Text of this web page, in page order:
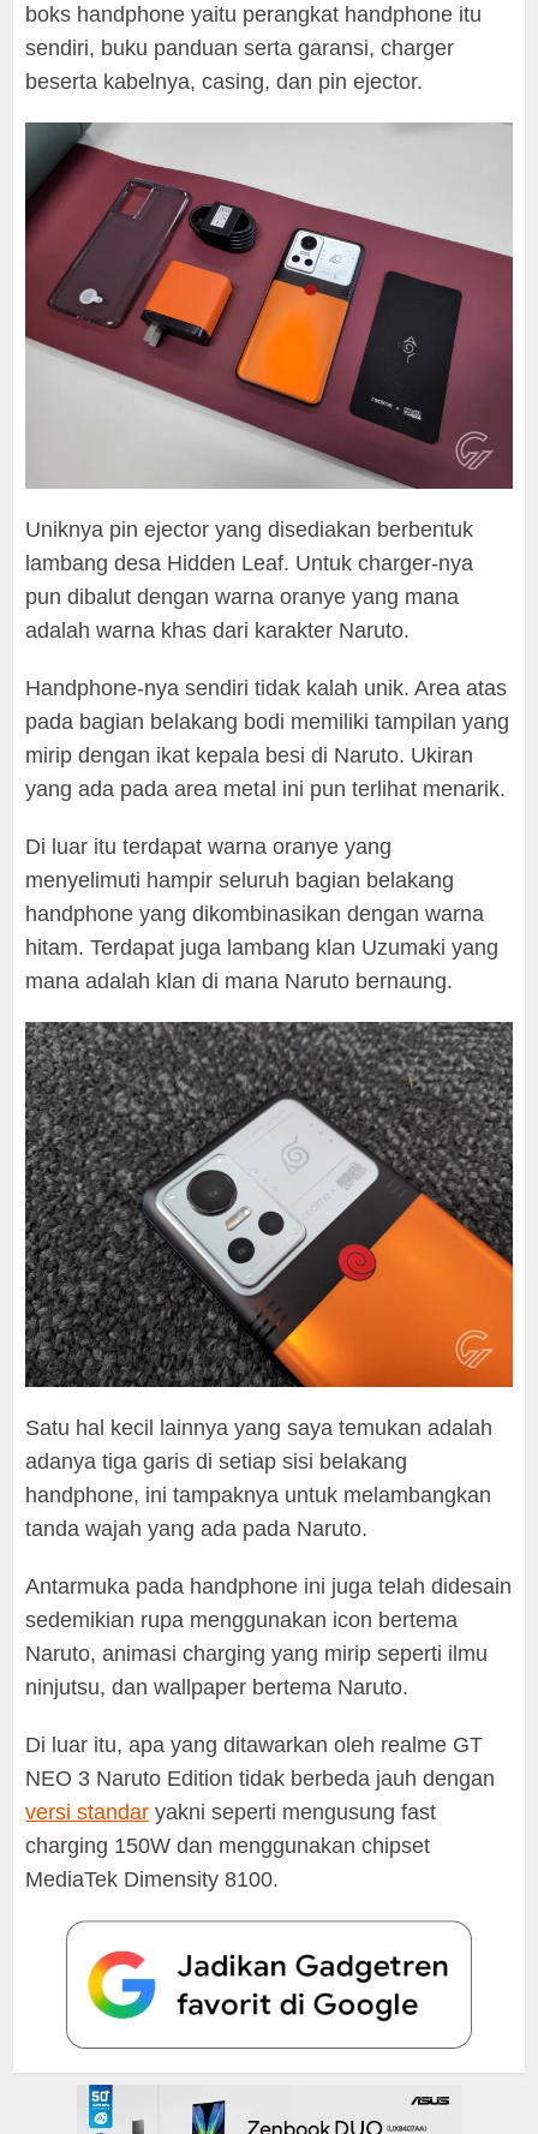
boks handphone yaitu perangkat handphone itu
sendiri, buku panduan serta garansi, charger
beserta kabelnya, casing, dan pin ejector.
Uniknya pin ejector yang disediakan berbentuk
lambang desa Hidden Leaf. Untuk charger-nya
pun dibalut dengan warna oranye yang mana
adalah warna khas dari karakter Naruto.
Handphone-nya sendiri tidak kalah unik. Area atas
pada bagian belakang bodi memiliki tampilan yang
mirip dengan ikat kepala besi di Naruto. Ukiran
yang ada pada area metal ini pun terlihat menarik.
Di luar itu terdapat warna oranye yang
menyelimuti hampir seluruh bagian belakang
handphone yang dikombinasikan dengan warna
hitam. Terdapat juga lambang klan Uzumaki yang
mana adalah klan di mana Naruto bernaung.
Satu hal kecil lainnya yang saya temukan adalah
adanya tiga garis di setiap sisi belakang
handphone, ini tampaknya untuk melambangkan
tanda wajah yang ada pada Naruto.
Antarmuka pada handphone ini juga telah didesain
sedemikian rupa menggunakan icon bertema
Naruto, animasi charging yang mirip seperti ilmu
ninjutsu, dan wallpaper bertema Naruto.
Di luar itu, apa yang ditawarkan oleh realme GT
NEO 3 Naruto Edition tidak berbeda jauh dengan
versi standar yakni seperti mengusung fast
charging 150W dan menggunakan chipset
MediaTek Dimensity 8100.